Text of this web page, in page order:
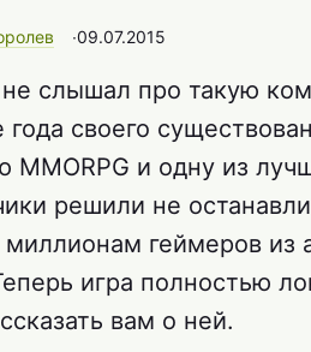
∙09.07.2015
слышал про такую
года своего
MMORPG и одну из
решили не
геймеров из
игра полностью
вам о ней.